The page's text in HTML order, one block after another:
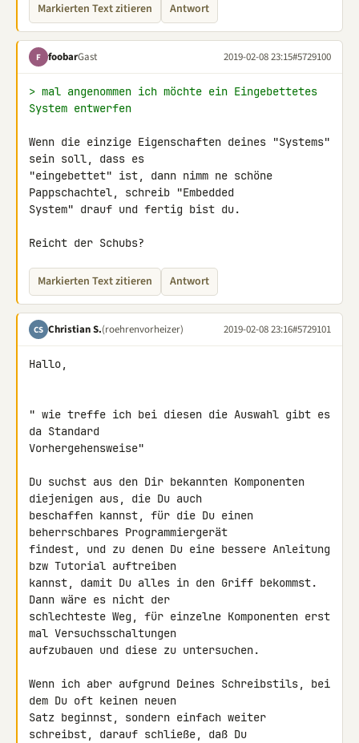
Markierten Text zitieren Antwort
F foobarGast 2019-02-08 23:15#5729100
> mal angenommen ich möchte ein Eingebettetes
System entwerfen
Wenn die einzige Eigenschaften deines "Systems"
sein soll, dass es
"eingebettet" ist, dann nimm ne schöne
Pappschachtel, schreib "Embedded
System" drauf und fertig bist du.
Reicht der Schubs?
Markierten Text zitieren Antwort
CS Christian S.(roehrenvorheizer) 2019-02-08 23:16#5729101
Hallo,
" wie treffe ich bei diesen die Auswahl gibt es
da Standard
Vorhergehensweise"
Du suchst aus den Dir bekannten Komponenten
diejenigen aus, die Du auch
beschaffen kannst, für die Du einen
beherrschbares Programmiergerät
findest, und zu denen Du eine bessere Anleitung
bzw Tutorial auftreiben
kannst, damit Du alles in den Griff bekommst.
Dann wäre es nicht der
schlechteste Weg, für einzelne Komponenten erst
mal Versuchsschaltungen
aufzubauen und diese zu untersuchen.
Wenn ich aber aufgrund Deines Schreibstils, bei
dem Du oft keinen neuen
Satz beginnst, sondern einfach weiter
schreibst, darauf schließe, daß Du